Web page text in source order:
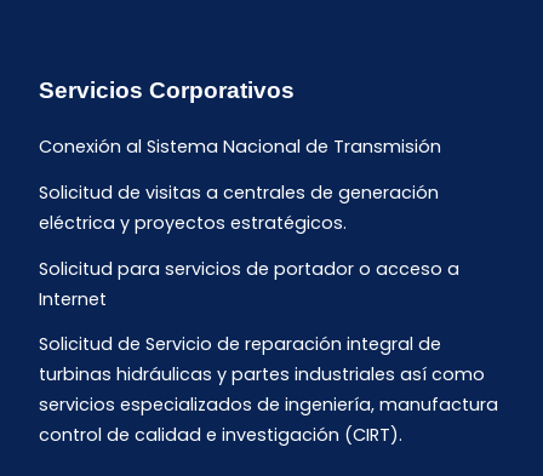
Servicios Corporativos
Conexión al Sistema Nacional de Transmisión
Solicitud de visitas a centrales de generación
eléctrica y proyectos estratégicos.
Solicitud para servicios de portador o acceso a
Internet
Solicitud de Servicio de reparación integral de
turbinas hidráulicas y partes industriales así como
servicios especializados de ingeniería, manufactura
control de calidad e investigación (CIRT).